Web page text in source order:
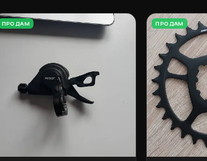
ПРОДАМ ПРОДАМ